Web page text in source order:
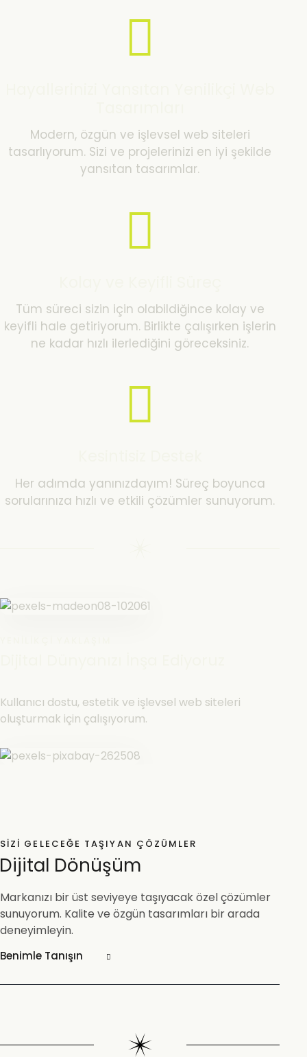
Modern, özgün ve işlevsel web siteleri
tasarlıyorum. Sizi ve projelerinizi en iyi şekilde
yansıtan tasarımlar.
Tüm süreci sizin için olabildiğince kolay ve
keyifli hale getiriyorum. Birlikte çalışırken işlerin
ne kadar hızlı ilerlediğini göreceksiniz.
Her adımda yanınızdayım! Süreç boyunca
sorularınıza hızlı ve etkili çözümler sunuyorum.
Kullanıcı dostu, estetik ve işlevsel web siteleri
oluşturmak için çalışıyorum.
SIZI GELECEĞE TAŞIYAN ÇÖZÜMLER
Dijital Dönüşüm
Markanızı bir üst seviyeye taşıyacak özel çözümler
sunuyorum. Kalite ve özgün tasarımları bir arada
deneyimleyin.
Benimle Tanışın